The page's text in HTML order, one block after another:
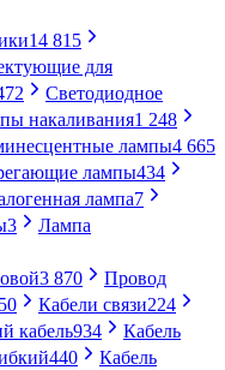
14 815
для
Светодиодное
накаливания1 248
лампы4 665
лампы434
лампа7
3
Лампа
3 870
Провод
Кабели связи224
кабель934
Кабель
440
Кабель